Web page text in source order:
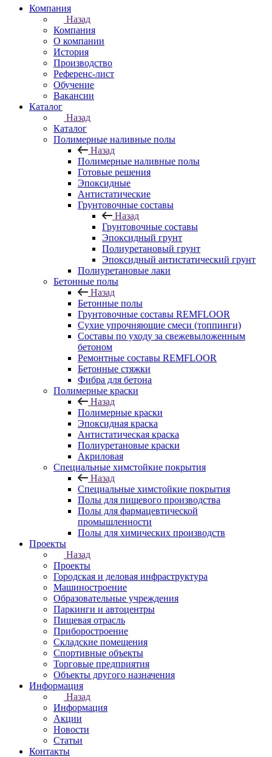
Компания
Назад
Компания
О компании
История
Производство
Референс-лист
Обучение
Вакансии
Каталог
Назад
Каталог
Полимерные наливные полы
Назад
Полимерные наливные полы
Готовые решения
Эпоксидные
Антистатические
Грунтовочные составы
Назад
Грунтовочные составы
Эпоксидный грунт
Полиуретановый грунт
Эпоксидный антистатический грунт
Полиуретановые лаки
Бетонные полы
Назад
Бетонные полы
Грунтовочные составы REMFLOOR
Сухие упрочняющие смеси (топпинги)
Составы по уходу за свежевыложенным
бетоном
Ремонтные составы REMFLOOR
Бетонные стяжки
Фибра для бетона
Полимерные краски
Назад
Полимерные краски
Эпоксидная краска
Антистатическая краска
Полиуретановые краски
Акриловая
Специальные химстойкие покрытия
Назад
Специальные химстойкие покрытия
Полы для пищевого производства
Полы для фармацевтической
промышленности
Полы для химических производств
Проекты
Назад
Проекты
Городская и деловая инфраструктура
Машиностроение
Образовательные учреждения
Паркинги и автоцентры
Пищевая отрасль
Приборостроение
Складские помещения
Спортивные объекты
Торговые предприятия
Объекты другого назначения
Информация
Назад
Информация
Акции
Новости
Статьи
Контакты